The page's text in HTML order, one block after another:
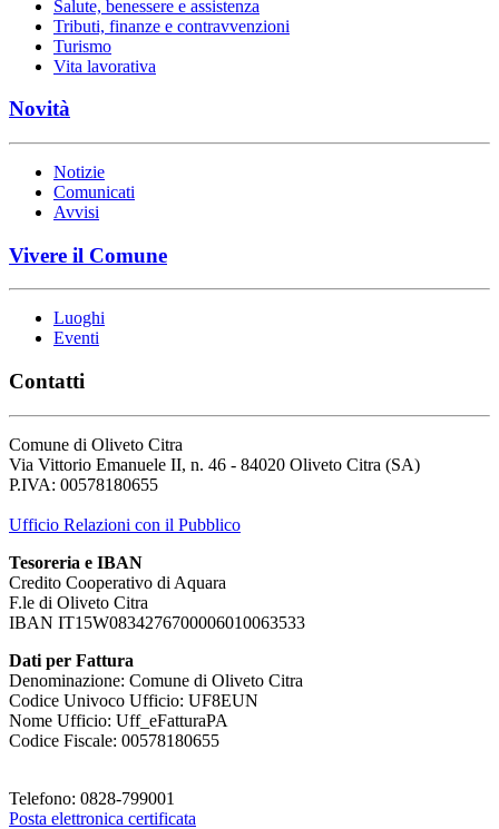
Salute, benessere e assistenza
Tributi, finanze e contravvenzioni
Turismo
Vita lavorativa
Novità
Notizie
Comunicati
Avvisi
Vivere il Comune
Luoghi
Eventi
Contatti
Comune di Oliveto Citra
Via Vittorio Emanuele II, n. 46 - 84020 Oliveto Citra (SA)
P.IVA: 00578180655
Ufficio Relazioni con il Pubblico
Tesoreria e IBAN
Credito Cooperativo di Aquara
F.le di Oliveto Citra
IBAN IT15W0834276700006010063533
Dati per Fattura
Denominazione: Comune di Oliveto Citra
Codice Univoco Ufficio: UF8EUN
Nome Ufficio: Uff_eFatturaPA
Codice Fiscale: 00578180655
Telefono: 0828-799001
Posta elettronica certificata